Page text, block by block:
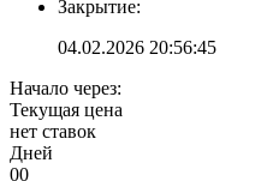
Закрытие:
04.02.2026 20:56:45
Начало через:
Текущая цена
нет ставок
Дней
00